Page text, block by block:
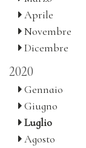
Aprile
Novembre
Dicembre
2020
Gennaio
Giugno
Luglio
Agosto